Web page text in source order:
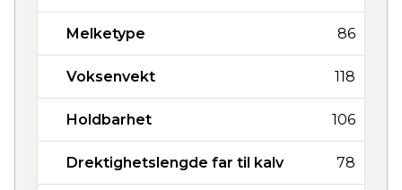
Melketype 86
Voksenvekt 118
Holdbarhet 106
Drektighetslengde far til kalv 78